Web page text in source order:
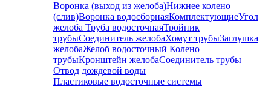
Воронка (выход из желоба)Нижнее колено
(слив)Воронка водосборнаяКомплектующиеУгол
желоба Труба водосточнаяТройник
трубыСоединитель желобаХомут трубыЗаглушка
желобаЖелоб водосточный Колено
трубыКронштейн желобаСоединитель трубы
Отвод дождевой воды
Пластиковые водосточные системы